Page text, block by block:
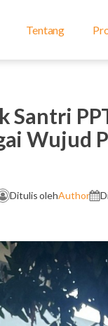
Tentang
Santri
Wujud
Ditulis olehAuthor